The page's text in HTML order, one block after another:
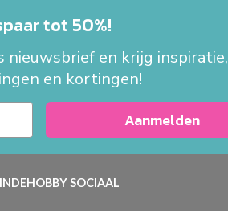
tot 50%!
nieuwsbrief en krijg inspiratie,
en kortingen!
Aanmelden
SOCIAAL